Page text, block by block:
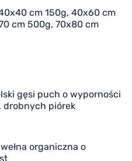
cm 150g, 40x60 cm
cm 500g, 70x80 cm
gęsi puch o wyporności
drobnych piórek
organiczna o